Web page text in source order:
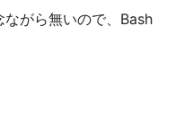
がら無いので、Bash